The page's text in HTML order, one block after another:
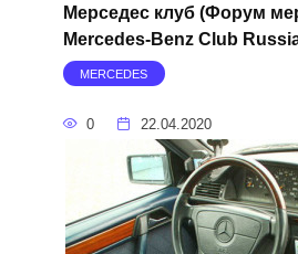
Мерседес клуб (Форум
Mercedes-Benz Club
MERCEDES
0 22.04.2020